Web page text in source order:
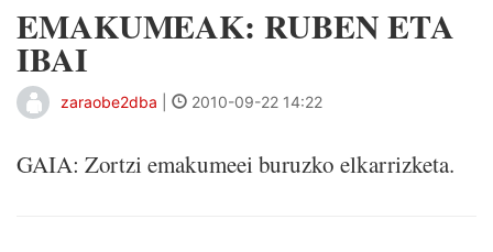
EMAKUMEAK: RUBEN ETA
IBAI
zaraobe2dba 2010-09-22 14:22
GAIA: Zortzi emakumeei buruzko elkarrizketa.